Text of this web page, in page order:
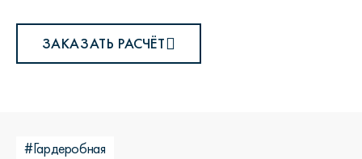
ЗАКАЗАТЬ РАСЧЁТ
#Гардеробная